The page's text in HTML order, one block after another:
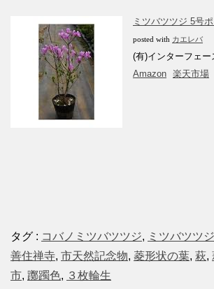
ミツバツツジ 5号ポ
posted with カエレバ
(有)インターフェー
Amazon 楽天市場
タグ : コバノミツバツツジ, ミツバツツジ
善住禅寺, 市天然記念物, 菱形状の葉, 萩,
市, 躑躅色, ３枚輪生